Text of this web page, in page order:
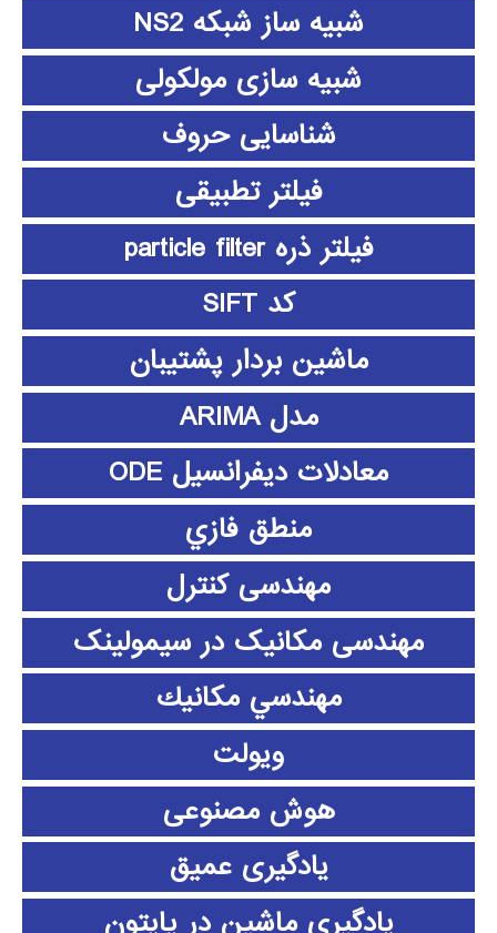
شبیه ساز شبکه NS2
شبیه سازی مولکولی
شناسایی حروف
فیلتر تطبیقی
فیلتر ذره particle filter
کد SIFT
ماشین بردار پشتیبان
مدل ARIMA
معادلات دیفرانسیل ODE
منطق فازي
مهندسی کنترل
مهندسی مکانیک در سیمولینک
مهندسي مكانيك
ویولت
هوش مصنوعی
یادگیری عمیق
یادگیری ماشین در پایتون